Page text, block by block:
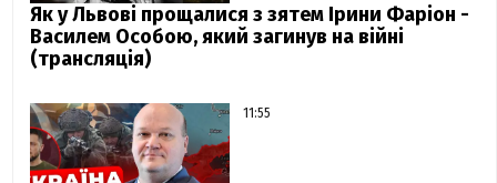
Як у Львові прощалися з зятем Ірини Фаріон -
Василем Особою, який загинув на війні
(трансляція)
11:55